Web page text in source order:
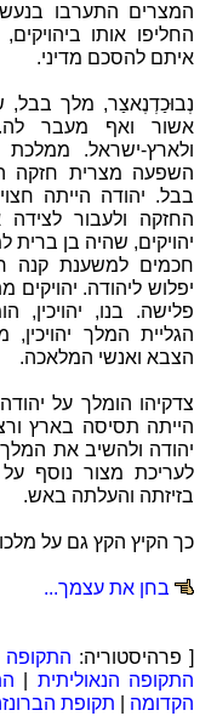
המצרים התערבו
החליפו אותו
איתם להסכם מדיני.
נְבוּכַדְנֶאצַר, מלך
אשור ואף מעבר לה.
ולארץ-ישראל.
השפעה מצרית חזקה
בבל. יהודה הייתה
החזקה ולעבור
יהויקים, שהיה בן ברית
חכמים למשענת קנה
יפלוש ליהודה.
פלישה. בנו,
הגליית המלך
הצבא ואנשי המלאכה.
צדקיהו הומלך על
הייתה תסיסה בארץ
יהודה ולהשיב את המלך
לעריכת מצור נוסף
בזיזתה והעלתה באש.
כך הקיץ הקץ גם על
בחן את עצמך...
[ פרהיסטוריה: התקופה
התקופה הנאוליתית
הקדומה
תקופת